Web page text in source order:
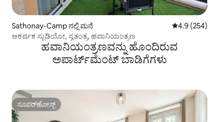
Sathonay-Camp ನಲ್ಲಿ ಮನೆ 5 ರಲ್ಲಿ 4.9
4.9 (254)
ಆಕರ್ಷಕ ಸ್ಟುಡಿಯೋ, ಸ್ವತಂತ್ರ, ಹವಾನಿಯಂತ್ರಣ
ಹವಾನಿಯಂತ್ರಣವನ್ನು ಹೊಂದಿರುವ
ಅಪಾರ್ಟ್‌ಮೆಂಟ್‌ ಬಾಡಿಗೆಗಳು
ಸೂಪರ್‌ಹೋಸ್ಟ್
ಸೂಪರ್‌ಹೋಸ್ಟ್